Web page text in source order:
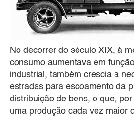
No decorrer do século XIX, à
consumo aumentava em
industrial, também crescia a
estradas para escoamento da
distribuição de bens, o que,
uma produção cada vez maior